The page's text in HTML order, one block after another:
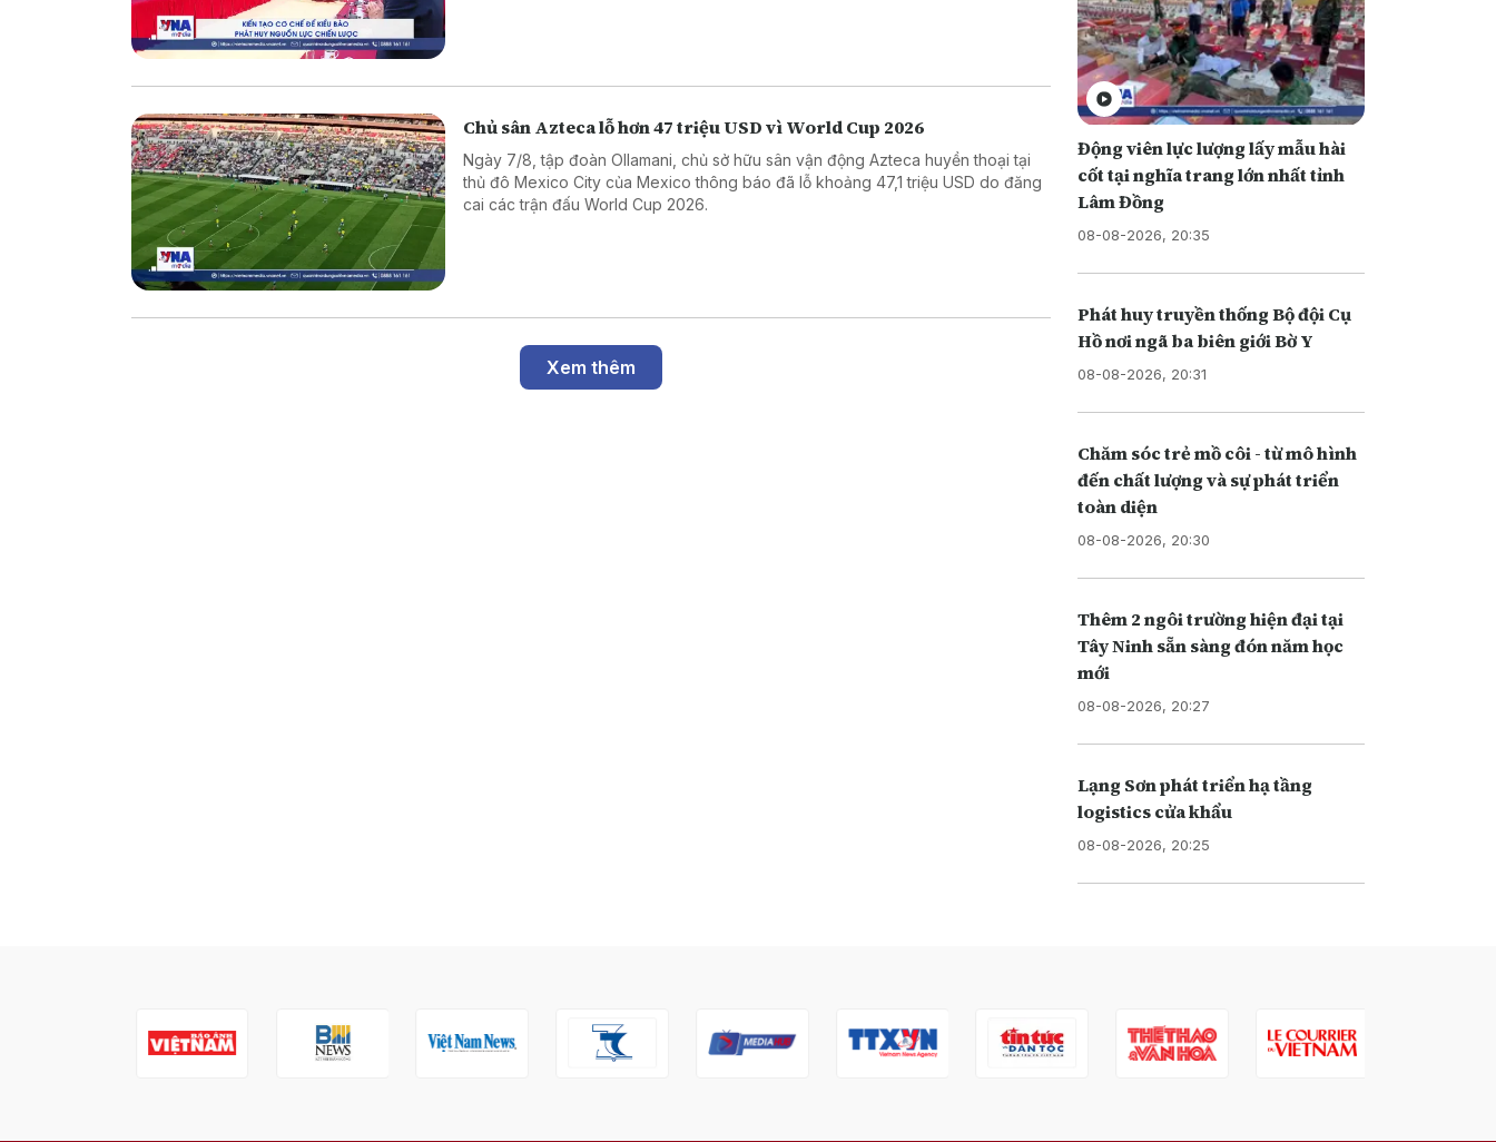
Chủ sân Azteca lỗ hơn 47 triệu USD vì World Cup 2026
Ngày 7/8, tập đoàn Ollamani, chủ sở hữu sân vận động Azteca huyền thoại tại
thủ đô Mexico City của Mexico thông báo đã lỗ khoảng 47,1 triệu USD do đăng
cai các trận đấu World Cup 2026.
Xem thêm
Động viên lực lượng lấy mẫu hài
cốt tại nghĩa trang lớn nhất tỉnh
Lâm Đồng
08-08-2026, 20:35
Phát huy truyền thống Bộ đội Cụ
Hồ nơi ngã ba biên giới Bờ Y
08-08-2026, 20:31
Chăm sóc trẻ mồ côi - từ mô hình
đến chất lượng và sự phát triển
toàn diện
08-08-2026, 20:30
Thêm 2 ngôi trường hiện đại tại
Tây Ninh sẵn sàng đón năm học
mới
08-08-2026, 20:27
Lạng Sơn phát triển hạ tầng
logistics cửa khẩu
08-08-2026, 20:25